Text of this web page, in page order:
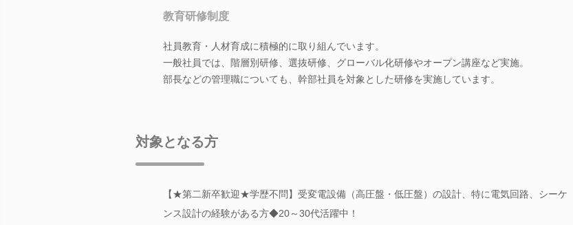
教育研修制度
社員教育・人材育成に積極的に取り組んでいます。
一般社員では、階層別研修、選抜研修、グローバル化研修やオープン講座など実施。
部長などの管理職についても、幹部社員を対象とした研修を実施しています。
対象となる方
【★第二新卒歓迎★学歴不問】受変電設備（高圧盤・低圧盤）の設計、特に電気回路、シーケ
ンス設計の経験がある方◆20～30代活躍中！